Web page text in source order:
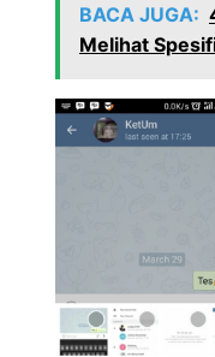
BACA JUGA:
Melihat